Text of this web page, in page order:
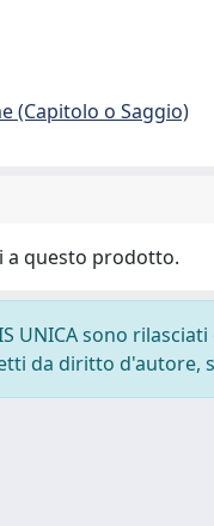
(Capitolo o Saggio)
a questo prodotto.
UNICA sono rilasciati
da diritto d'autore,